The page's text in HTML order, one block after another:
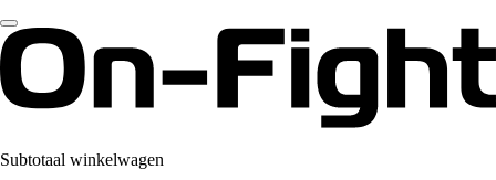
Subtotaal winkelwagen